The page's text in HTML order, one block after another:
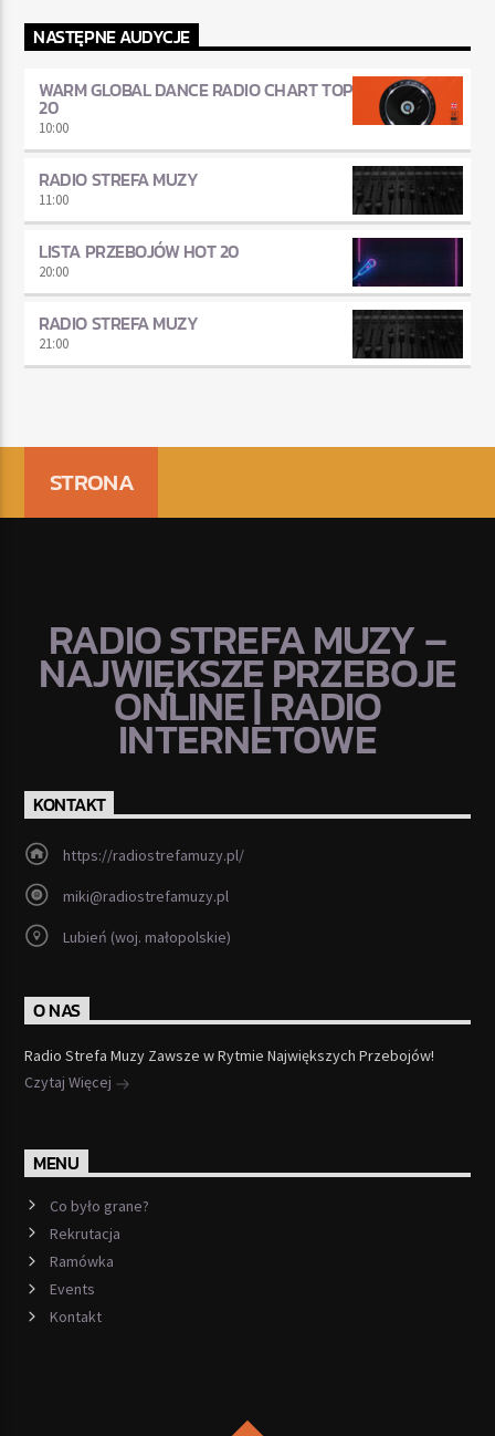
NASTĘPNE AUDYCJE
WARM GLOBAL DANCE RADIO CHART TOP
20
10:00
RADIO STREFA MUZY
11:00
LISTA PRZEBOJÓW HOT 20
20:00
RADIO STREFA MUZY
21:00
STRONA
RADIO STREFA MUZY –
NAJWIĘKSZE PRZEBOJE
ONLINE | RADIO
INTERNETOWE
KONTAKT
https://radiostrefamuzy.pl/
miki@radiostrefamuzy.pl
Lubień (woj. małopolskie)
O NAS
Radio Strefa Muzy Zawsze w Rytmie Największych Przebojów!
Czytaj Więcej
MENU
Co było grane?
Rekrutacja
Ramówka
Events
Kontakt